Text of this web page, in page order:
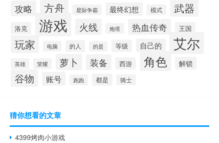
攻略 方舟 星际争霸 最终幻想 模式 武器
洛克 游戏 火线 炮塔 热血传奇 王国
玩家 电脑 的人 的是 等级 自己的 艾尔
英雄 荣耀 萝卜 装备 西游 角色 解锁
谷物 账号 跑跑 都是 骑士
猜你想看的文章
4399烤肉小游戏